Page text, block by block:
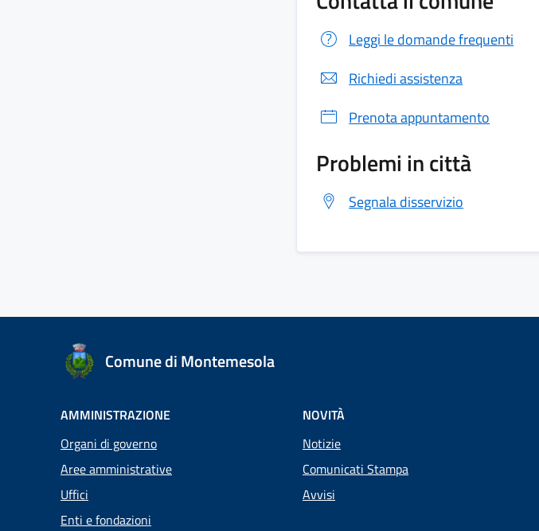
Leggi le domande frequenti
Richiedi assistenza
Prenota appuntamento
Problemi in città
Segnala disservizio
Comune di Montemesola
AMMINISTRAZIONE
Organi di governo
Aree amministrative
Uffici
Enti e fondazioni
NOVITÀ
Notizie
Comunicati Stampa
Avvisi